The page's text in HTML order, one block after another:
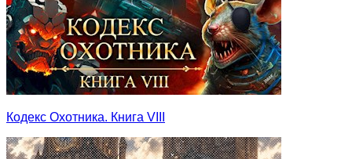
Кодекс Охотника. Книга VIII